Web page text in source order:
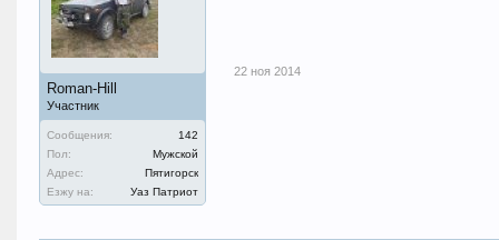
Roman-Hill
Участник
Сообщения:
142
Пол:
Мужской
Адрес:
Пятигорск
Езжу на:
Уаз Патриот
22 ноя 2014